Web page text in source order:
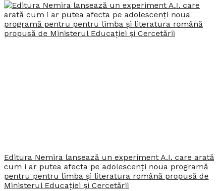
Editura Nemira lansează un experiment A.I. care arată
cum i ar putea afecta pe adolescenți noua programă
pentru pentru limba și literatura română propusă de
Ministerul Educației și Cercetării